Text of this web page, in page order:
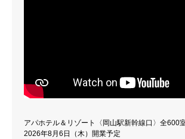
アパホテル＆リゾート〈岡山駅新幹線口〉全600
2026年8月6日（木）開業予定